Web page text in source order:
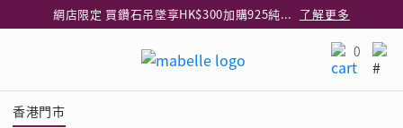
網店限定 買鑽石吊墜享HK$300加購925純銀項鍊 了解更多
全港任何MaBelle門市自取貨
0
香港門市